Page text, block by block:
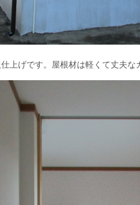
上げです。屋根材は軽くて丈夫